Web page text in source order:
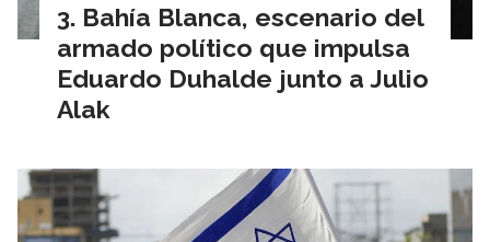
Bahía Blanca, escenario del
armado político que impulsa
Eduardo Duhalde junto a Julio
Alak